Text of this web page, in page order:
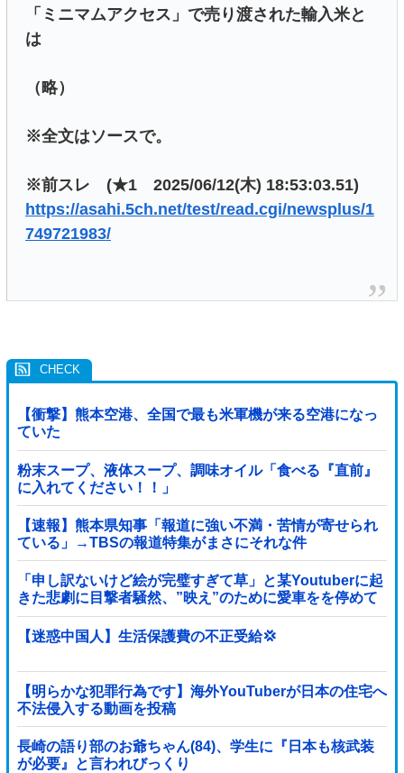
「ミニマムアクセス」で売り渡された輸入米と
は
（略）
※全文はソースで。
※前スレ (★1 2025/06/12(木) 18:53:03.51)
https://asahi.5ch.net/test/read.cgi/newsplus/1
749721983/
【衝撃】熊本空港、全国で最も米軍機が来る空港になっ
ていた
粉末スープ、液体スープ、調味オイル「食べる『直前』
に入れてください！！」
【速報】熊本県知事「報道に強い不満・苦情が寄せられ
ている」→TBSの報道特集がまさにそれな件
「申し訳ないけど絵が完璧すぎて草」と某Youtuberに起
きた悲劇に目撃者騒然、”映え”のために愛車をを停めて
撮影していたら……
【迷惑中国人】生活保護費の不正受給💢
【明らかな犯罪行為です】海外YouTuberが日本の住宅へ
不法侵入する動画を投稿
長崎の語り部のお爺ちゃん(84)、学生に『日本も核武装
が必要』と言われびっくり